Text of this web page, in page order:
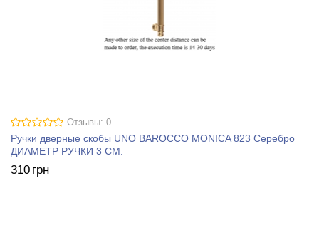
Отзывы: 0
Ручки дверные скобы UNO BAROCCO MONICA 823 Серебро
ДИАМЕТР РУЧКИ 3 СМ.
310 грн